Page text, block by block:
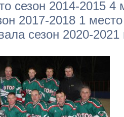
сезон 2014-2015 4
2017-2018 1
сезон 2020-